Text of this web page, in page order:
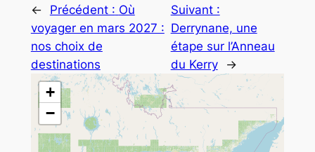
← Précédent : Où
voyager en mars 2027 :
nos choix de
destinations
Suivant :
Derrynane, une
étape sur l’Anneau
du Kerry
→
+
−